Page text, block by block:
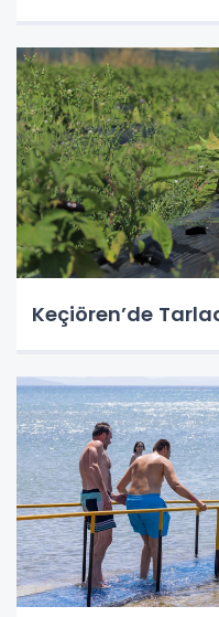
Keçiören’de